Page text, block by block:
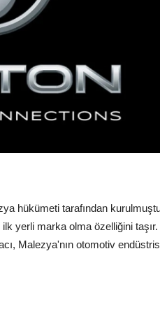
hükümeti tarafından
yerli marka olma özelliğini
Malezya'nın otomotiv